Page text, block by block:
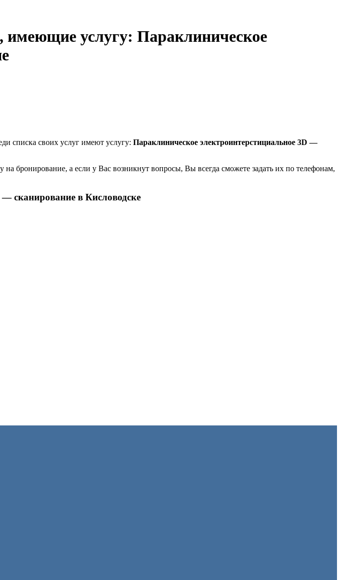
имеющие услугу: Параклиническое
списка своих услуг имеют услугу: Параклиническое электроинтерстициальное 3D —
бронирование, а если у Вас возникнут вопросы, Вы всегда сможете задать их по телефонам,
сканирование в Кисловодске